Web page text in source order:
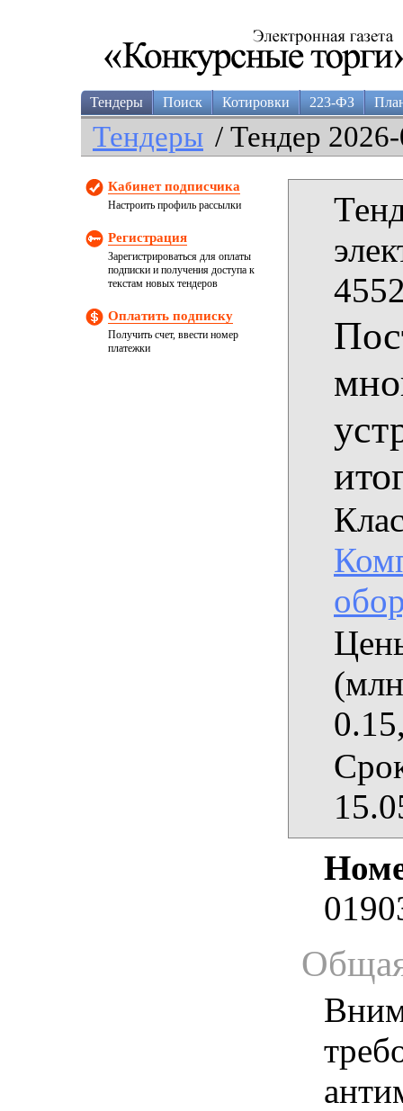
Тендеры Поиск Котировки 223-ФЗ
Тендеры / Тендер
Кабинет подписчика
Настроить профиль рассылки
Регистрация
Зарегистрироваться для оплаты
подписки и получения доступа к
текстам новых тендеров
Оплатить подписку
Получить счет, ввести номер
платежки